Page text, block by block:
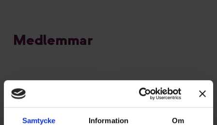
Samtycke Information Om
Medlemmar